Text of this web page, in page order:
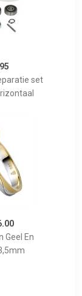
set
Geel En